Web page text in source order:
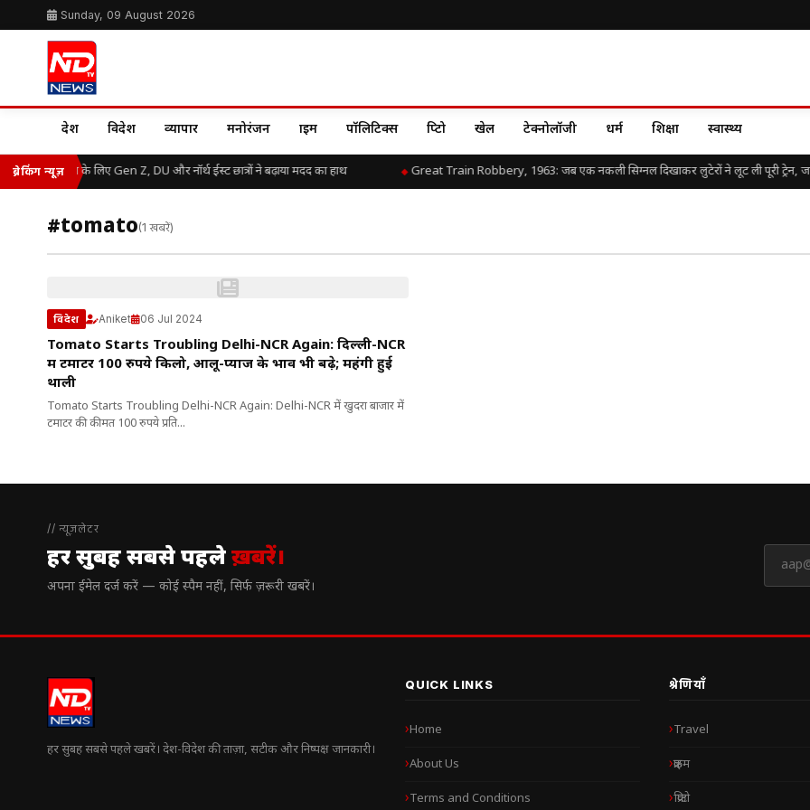
Sunday, 09 August 2026
देश विदेश व्यापार मनोरंजन क्राइम पॉलिटिक्स क्रिप्टो खेल टेक्नोलॉजी धर्म शिक्षा स्वास्थ्य
ब्रेकिंग न्यूज़
असम बाढ़ राहत के लिए Gen Z, DU और नॉर्थ ईस्ट छात्रों ने बढ़ाया मदद का हाथ Great Train Robbery, 1963: जब एक नकली सिग्नल दिखाकर लुटेरों ने लूट ली पूरी ट्रेन,
#tomato(1 खबरें)
विदेश Aniket 06 Jul 2024
Tomato Starts Troubling Delhi-NCR Again: दिल्ली-NCR
में टमाटर 100 रुपये किलो, आलू-प्याज के भाव भी बढ़े; महंगी हुई
थाली
Tomato Starts Troubling Delhi-NCR Again: Delhi-NCR में खुदरा बाजार में
टमाटर की कीमत 100 रुपये प्रति...
// न्यूज़लेटर
हर सुबह सबसे पहलेख़बरें।
अपना ईमेल दर्ज करें — कोई स्पैम नहीं, सिर्फ ज़रूरी खबरें।
हर सुबह सबसे पहले खबरें। देश-विदेश की ताज़ा, सटीक और निष्पक्ष जानकारी।
QUICK LINKS
Home
About Us
Terms and Conditions
श्रेणियाँ
Travel
क्राइम
क्रिप्टो